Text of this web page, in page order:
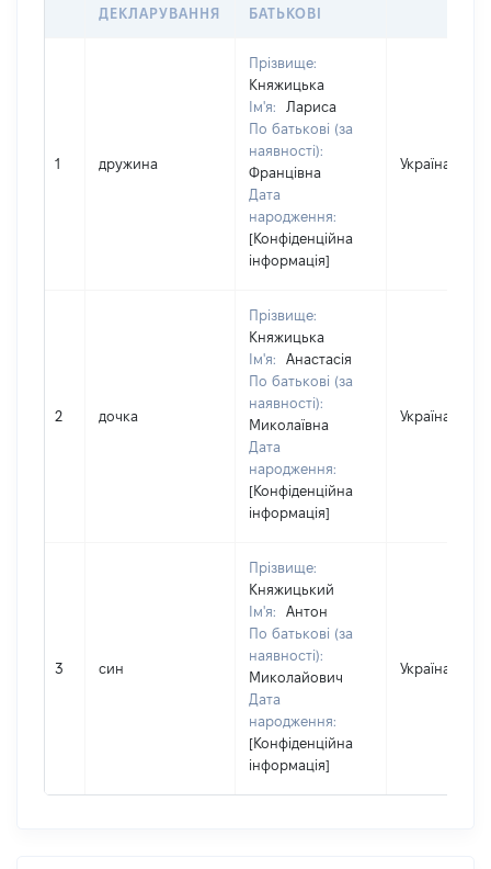
ДЕКЛАРУВАННЯ
БАТЬКОВІ
1 дружина
Прізвище:
Княжицька
Ім'я:
Лариса
По батькові (за
наявності):
Францівна
Дата
народження:
[Конфіденційна
інформація]
Україна
2 дочка
Прізвище:
Княжицька
Ім'я:
Анастасія
По батькові (за
наявності):
Миколаївна
Дата
народження:
[Конфіденційна
інформація]
Україна
3 син
Прізвище:
Княжицький
Ім'я:
Антон
По батькові (за
наявності):
Миколайович
Дата
народження:
[Конфіденційна
інформація]
Україна